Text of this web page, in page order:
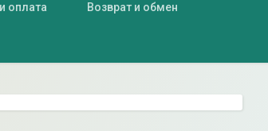
оплата Возврат и обмен